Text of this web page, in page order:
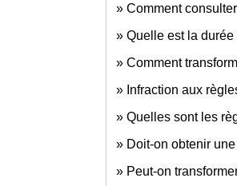
Comment
Quelle est la
Comment
Infraction aux
Quelles sont les
Doit-on obtenir
Peut-on